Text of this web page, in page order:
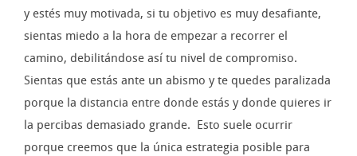
y estés muy motivada, si tu objetivo es muy desafiante,
sientas miedo a la hora de empezar a recorrer el
camino, debilitándose así tu nivel de compromiso.
Sientas que estás ante un abismo y te quedes paralizada
porque la distancia entre donde estás y donde quieres ir
la percibas demasiado grande. Esto suele ocurrir
porque creemos que la única estrategia posible para